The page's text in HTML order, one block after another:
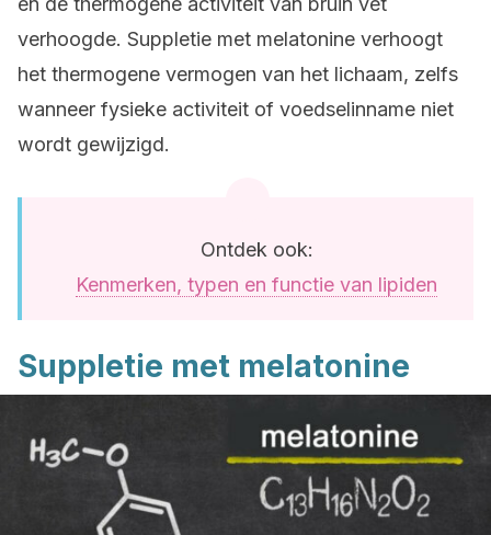
verhoogde. Suppletie met melatonine verhoogt
het thermogene vermogen van het lichaam, zelfs
wanneer fysieke activiteit of voedselinname niet
wordt gewijzigd.
Ontdek ook:
Kenmerken, typen en functie van lipiden
Suppletie met melatonine